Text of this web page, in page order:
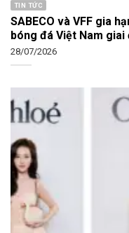
TIN TỨC
SABECO và VFF gia
bóng đá Việt Nam giai
28/07/2026